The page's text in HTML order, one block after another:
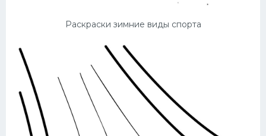
Раскраски зимние виды спорта